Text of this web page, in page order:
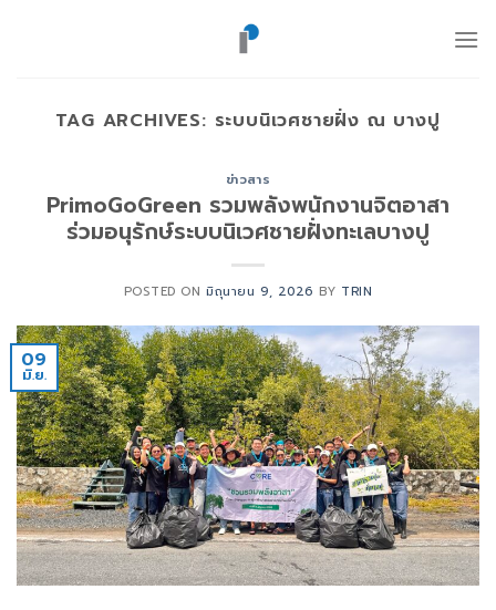
TAG ARCHIVES: ระบบนิเวศชายฝั่ง ณ บางปู
ข่าวสาร
PrimoGoGreen รวมพลังพนักงานจิตอาสา
ร่วมอนุรักษ์ระบบนิเวศชายฝั่งทะเลบางปู
POSTED ONมิถุนายน 9, 2026 BY TRIN
09
มิ.ย.